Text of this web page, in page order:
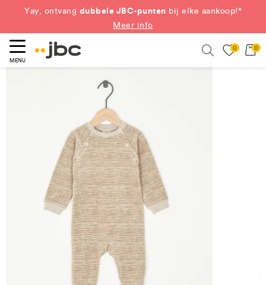
Yay, ontvang dubbele JBC-punten bij elke aankoop!*
Meer info
MENU
0 0